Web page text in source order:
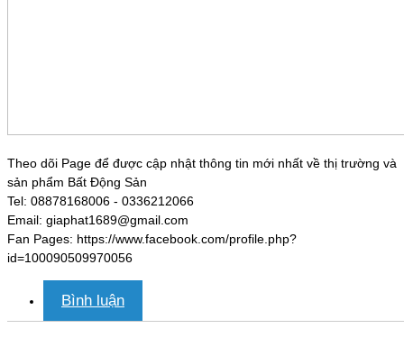
Theo dõi Page để được cập nhật thông tin mới nhất về thị trường và
sản phẩm Bất Động Sản
Tel: 08878168006 - 0336212066
Email: giaphat1689@gmail.com
Fan Pages: https://www.facebook.com/profile.php?
id=100090509970056
Bình luận